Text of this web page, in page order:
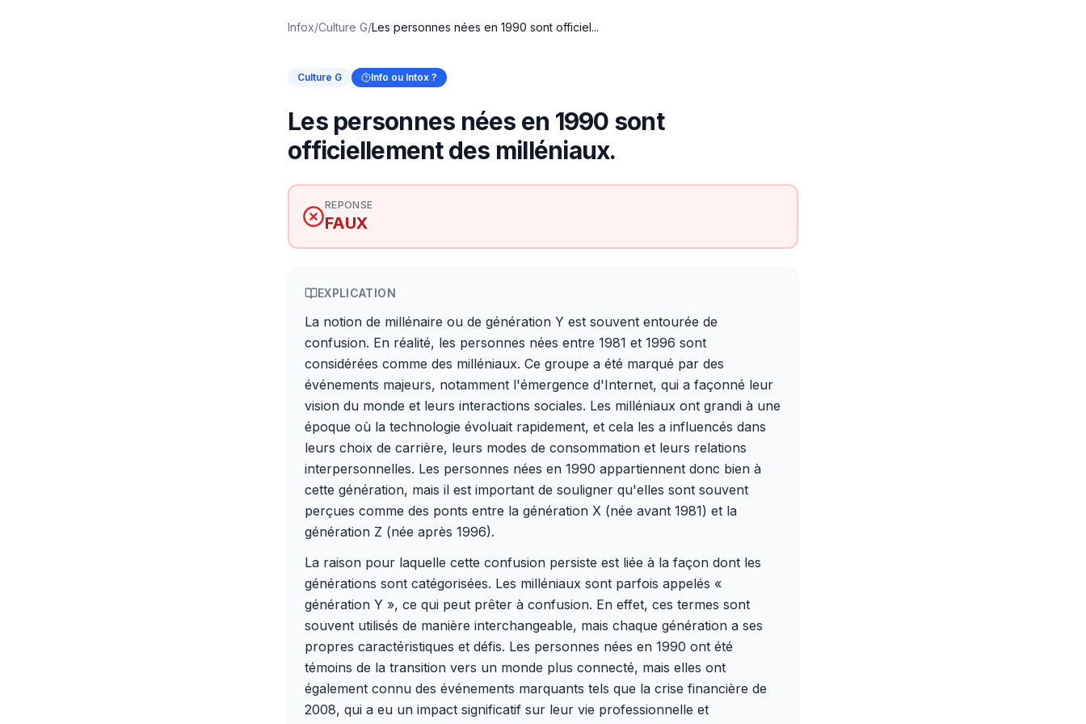
Infox/Culture G/Les personnes nées en 1990 sont officiel...
Culture G Info ou Intox ?
Les personnes nées en 1990 sont
officiellement des milléniaux.
REPONSE
FAUX
EXPLICATION
La notion de millénaire ou de génération Y est souvent entourée de
confusion. En réalité, les personnes nées entre 1981 et 1996 sont
considérées comme des milléniaux. Ce groupe a été marqué par des
événements majeurs, notamment l'émergence d'Internet, qui a façonné leur
vision du monde et leurs interactions sociales. Les milléniaux ont grandi à une
époque où la technologie évoluait rapidement, et cela les a influencés dans
leurs choix de carrière, leurs modes de consommation et leurs relations
interpersonnelles. Les personnes nées en 1990 appartiennent donc bien à
cette génération, mais il est important de souligner qu'elles sont souvent
perçues comme des ponts entre la génération X (née avant 1981) et la
génération Z (née après 1996).
La raison pour laquelle cette confusion persiste est liée à la façon dont les
générations sont catégorisées. Les milléniaux sont parfois appelés «
génération Y », ce qui peut prêter à confusion. En effet, ces termes sont
souvent utilisés de manière interchangeable, mais chaque génération a ses
propres caractéristiques et défis. Les personnes nées en 1990 ont été
témoins de la transition vers un monde plus connecté, mais elles ont
également connu des événements marquants tels que la crise financière de
2008, qui a eu un impact significatif sur leur vie professionnelle et